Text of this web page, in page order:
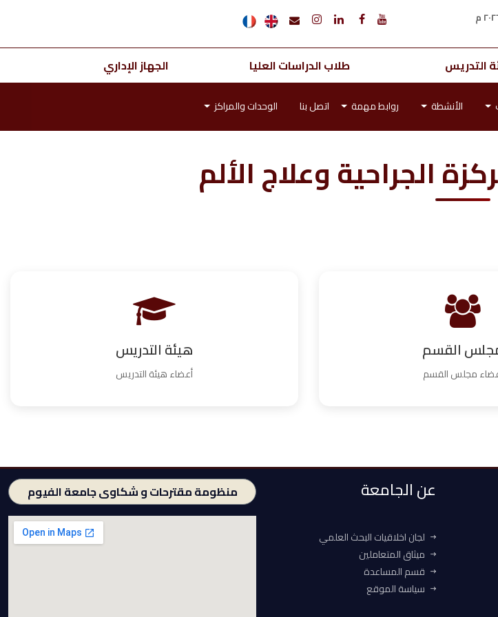
التدريس طلاب الدراسات العليا الجهاز الإداري
الأنشطة روابط مهمة اتصل بنا الوحدات والمراكز
الجراحية وعلاج الألم
هيئة التدريس
أعضاء هيئة التدريس
القسم
مجلس القسم
عن الجامعة
لجان اخلاقيات البحث العلمي
ميثاق المتعاملين
قسم المساعدة
سياسة الموقع
منظومة مقترحات و شكاوى جامعة الفيوم